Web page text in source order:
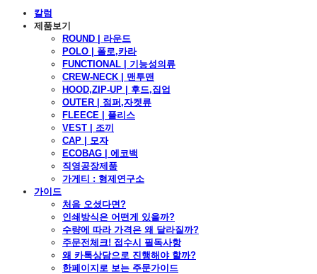
칼럼
제품보기
ROUND | 라운드
POLO | 폴로,카라
FUNCTIONAL | 기능성의류
CREW-NECK | 맨투맨
HOOD,ZIP-UP | 후드,집업
OUTER | 점퍼,자켓류
FLEECE | 플리스
VEST | 조끼
CAP | 모자
ECOBAG | 에코백
직영공장제품
가게티 : 형제연구소
가이드
처음 오셨다면?
인쇄방식은 어떤게 있을까?
수량에 따라 가격은 왜 달라질까?
주문전체크! 접수시 필독사항
왜 카톡상담으로 진행해야 할까?
한페이지로 보는 주문가이드